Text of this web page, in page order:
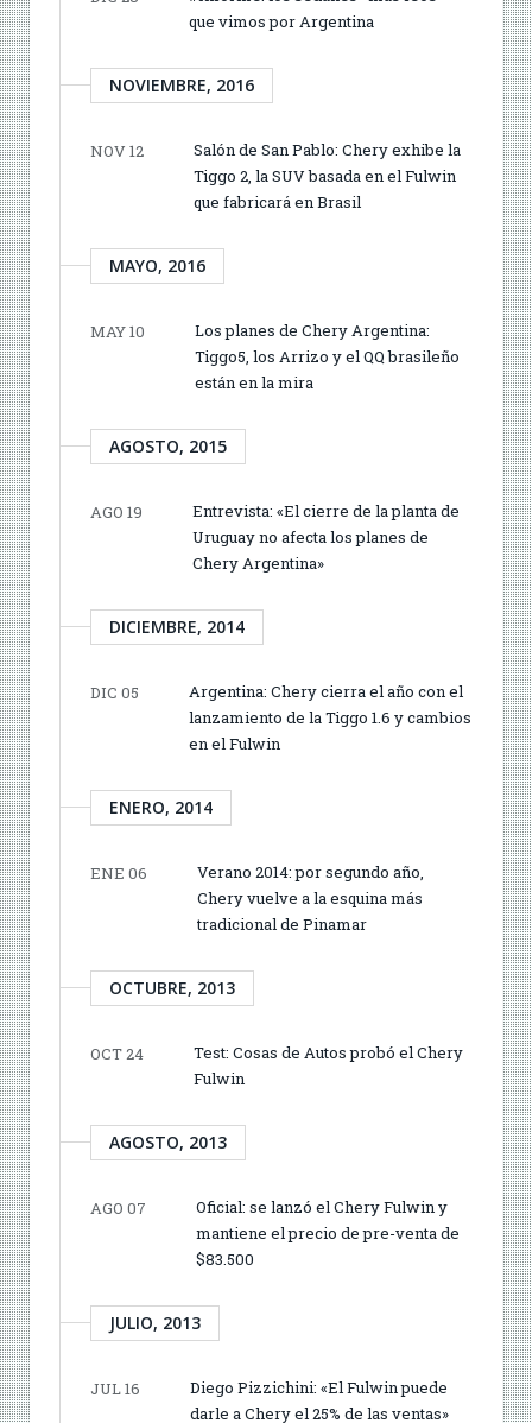
que vimos por Argentina
NOVIEMBRE, 2016
NOV 12
Salón de San Pablo: Chery exhibe la
Tiggo 2, la SUV basada en el Fulwin
que fabricará en Brasil
MAYO, 2016
MAY 10
Los planes de Chery Argentina:
Tiggo5, los Arrizo y el QQ brasileño
están en la mira
AGOSTO, 2015
AGO 19
Entrevista: «El cierre de la planta de
Uruguay no afecta los planes de
Chery Argentina»
DICIEMBRE, 2014
DIC 05
Argentina: Chery cierra el año con el
lanzamiento de la Tiggo 1.6 y cambios
en el Fulwin
ENERO, 2014
ENE 06
Verano 2014: por segundo año,
Chery vuelve a la esquina más
tradicional de Pinamar
OCTUBRE, 2013
OCT 24
Test: Cosas de Autos probó el Chery
Fulwin
AGOSTO, 2013
AGO 07
Oficial: se lanzó el Chery Fulwin y
mantiene el precio de pre-venta de
$83.500
JULIO, 2013
JUL 16
Diego Pizzichini: «El Fulwin puede
darle a Chery el 25% de las ventas»